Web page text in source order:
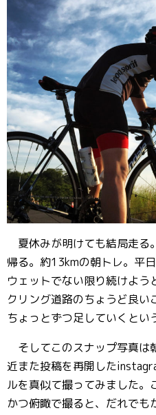
夏休みが明けても結局走る
帰る。約13kmの朝トレ。平
ウェットでない限り続けよう
クリング道路のちょうど良い
ちょっとずつ足していくとい
そしてこのスナップ写真は
近また投稿を再開した
ルを真似て撮ってみました
かつ俯瞰で撮ると、だれで